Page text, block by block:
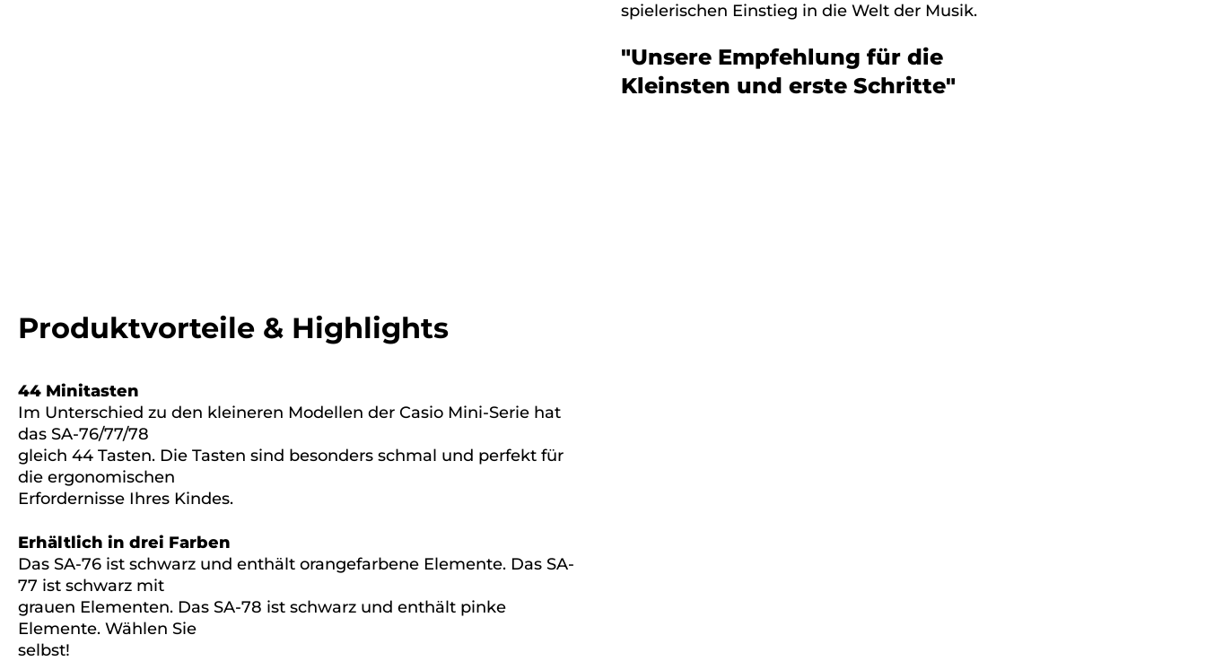
spielerischen Einstieg in die Welt der Musik.
"Unsere Empfehlung für die
Kleinsten und erste Schritte"
Produktvorteile & Highlights
44 Minitasten
Im Unterschied zu den kleineren Modellen der Casio Mini-Serie hat
das SA-76/77/78
gleich 44 Tasten. Die Tasten sind besonders schmal und perfekt für
die ergonomischen
Erfordernisse Ihres Kindes.
Erhältlich in drei Farben
Das SA-76 ist schwarz und enthält orangefarbene Elemente. Das SA-
77 ist schwarz mit
grauen Elementen. Das SA-78 ist schwarz und enthält pinke
Elemente. Wählen Sie
selbst!